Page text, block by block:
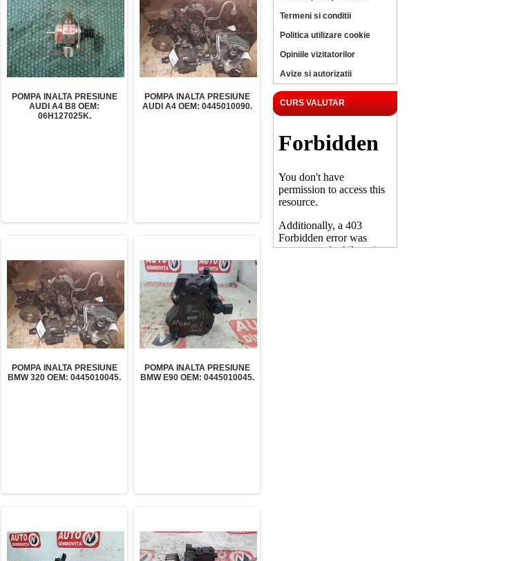
POMPA INALTA PRESIUNE
AUDI A4 B8 OEM:
06H127025K.
POMPA INALTA PRESIUNE
AUDI A4 OEM: 0445010090.
POMPA INALTA PRESIUNE
BMW 320 OEM: 0445010045.
POMPA INALTA PRESIUNE
BMW E90 OEM: 0445010045.
Termeni si conditii
Politica utilizare cookie
Opiniile vizitatorilor
Avize si autorizatii
CURS VALUTAR